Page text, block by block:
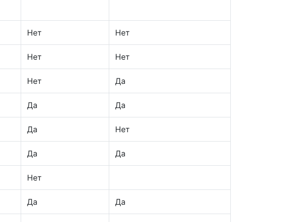
Нет Нет
Нет Нет
Нет Да
Да Да
Да Нет
Да Да
Нет
Да Да